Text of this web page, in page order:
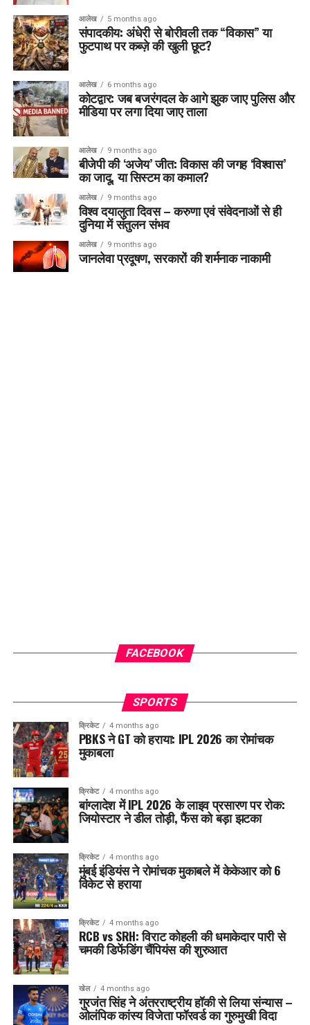
आलेख 5 months ago
संपादकीय: अंधेरी से बोरीवली तक “विकास” या
फुटपाथ पर कब्ज़े की खुली छूट?
आलेख 6 months ago
कोटद्वार: जब बजरंगदल के आगे झुक जाए पुलिस और
मीडिया पर लगा दिया जाए ताला
आलेख 9 months ago
बीजेपी की ‘अजेय’ जीत: विकास की जगह ‘विश्वास’
का जादू, या सिस्टम का कमाल?
आलेख 9 months ago
विश्व दयालुता दिवस – करुणा एवं संवेदनाओं से ही
दुनिया में संतुलन संभव
आलेख 9 months ago
जानलेवा प्रदूषण, सरकारों की शर्मनाक नाकामी
FACEBOOK
SPORTS
क्रिकेट 4 months ago
PBKS ने GT को हराया: IPL 2026 का रोमांचक
मुकाबला
क्रिकेट 4 months ago
बांग्लादेश में IPL 2026 के लाइव प्रसारण पर रोक:
जियोस्टार ने डील तोड़ी, फैंस को बड़ा झटका
क्रिकेट 4 months ago
मुंबई इंडियंस ने रोमांचक मुकाबले में केकेआर को 6
विकेट से हराया
क्रिकेट 4 months ago
RCB vs SRH: विराट कोहली की धमाकेदार पारी से
चमकी डिफेंडिंग चैंपियंस की शुरुआत
खेल 4 months ago
गुरजंत सिंह ने अंतरराष्ट्रीय हॉकी से लिया संन्यास –
ओलंपिक कांस्य विजेता फॉरवर्ड का गुरुमुखी विदा